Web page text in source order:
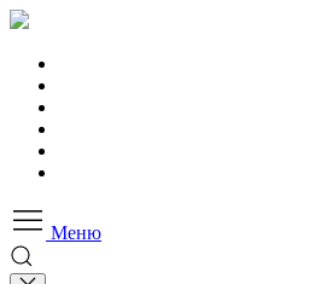
Меню